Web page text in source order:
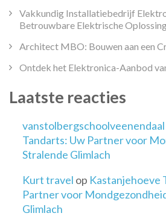
Vakkundig Installatiebedrijf
Betrouwbare Elektrische
Architect MBO: Bouwen aan een
Ontdek het Elektronica-Aanbod
Laatste reacties
vanstolbergschoolveenendaal
Tandarts: Uw Partner voor
Stralende Glimlach
Kurt travel op Kastanjehoeve
Partner voor
Glimlach